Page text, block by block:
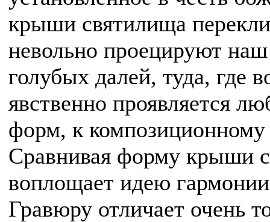
крыши святилища
невольно проецируют наш
голубых далей, туда, где
явственно проявляется
форм, к композиционному
Сравнивая форму крыши
воплощает идею
Гравюру отличает очень